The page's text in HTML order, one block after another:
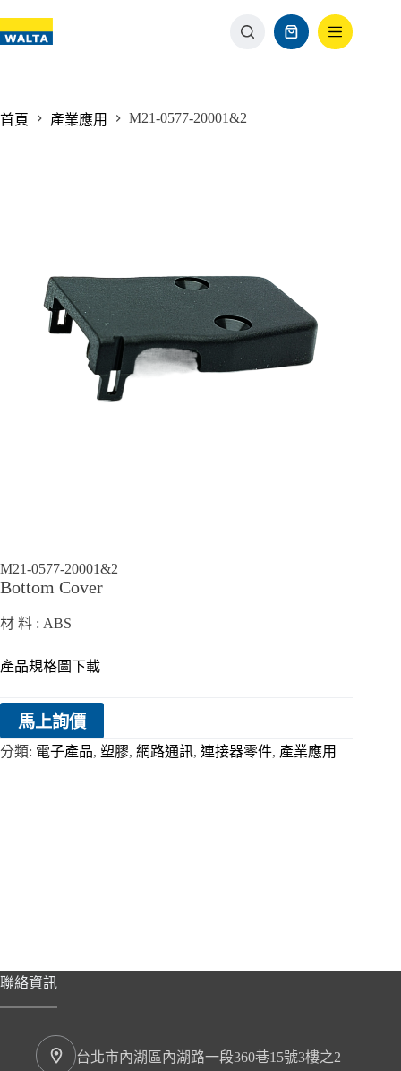
首頁 產業應用 M21-0577-20001&2
M21-0577-20001&2
Bottom Cover
材 料 : ABS
產品規格圖下載
馬上詢價
分類: 電子產品, 塑膠, 網路通訊, 連接器零件, 產業應用
聯絡資訊
台北市內湖區內湖路一段360巷15號3樓之2